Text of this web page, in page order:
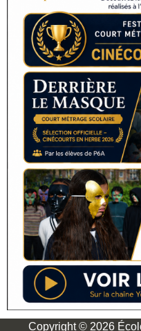
Copyright © 2026